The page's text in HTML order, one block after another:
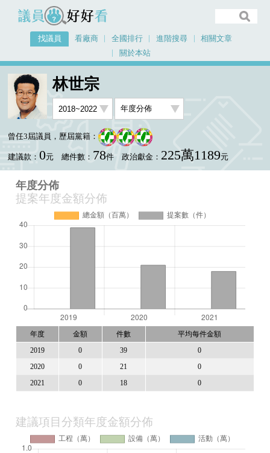
議員好好看
找議員 看廠商 全國排行 進階搜尋
相關文章
關於本站
首頁 找議員 提案年度金額分佈
林世宗
曾任3屆議員，歷屆黨籍：
建議款： 0元 總件數： 78件 政治獻金： 225萬1189元
年度分佈
提案年度金額分佈
年度 金額 件數 平均每件金額
2019 0 39 0
2020 0 21 0
2021 0 18 0
建議項目分類年度金額分佈